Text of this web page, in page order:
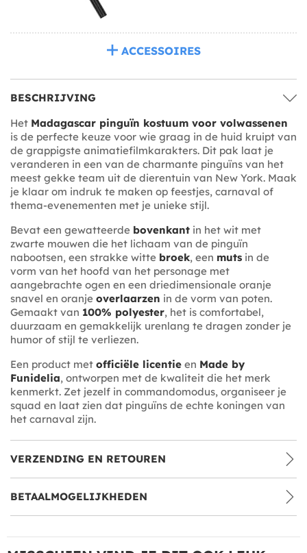
ACCESSOIRES
BESCHRIJVING
Het Madagascar pinguïn kostuum voor volwassenen
is de perfecte keuze voor wie graag in de huid kruipt van
de grappigste animatiefilmkarakters. Dit pak laat je
veranderen in een van de charmante pinguïns van het
meest gekke team uit de dierentuin van New York. Maak
je klaar om indruk te maken op feestjes, carnaval of
thema-evenementen met je unieke stijl.
Bevat een gewatteerde bovenkant in het wit met
zwarte mouwen die het lichaam van de pinguïn
nabootsen, een strakke witte broek, een muts in de
vorm van het hoofd van het personage met
aangebrachte ogen en een driedimensionale oranje
snavel en oranje overlaarzen in de vorm van poten.
Gemaakt van 100% polyester, het is comfortabel,
duurzaam en gemakkelijk urenlang te dragen zonder je
humor of stijl te verliezen.
Een product met officiële licentie en Made by
Funidelia, ontworpen met de kwaliteit die het merk
kenmerkt. Zet jezelf in commandomodus, organiseer je
squad en laat zien dat pinguïns de echte koningen van
het carnaval zijn.
VERZENDING EN RETOUREN
BETAALMOGELIJKHEDEN